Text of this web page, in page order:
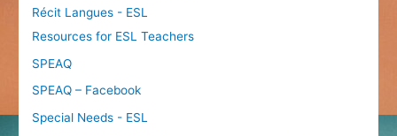
Récit Langues - ESL
Resources for ESL Teachers
SPEAQ
SPEAQ – Facebook
Special Needs - ESL